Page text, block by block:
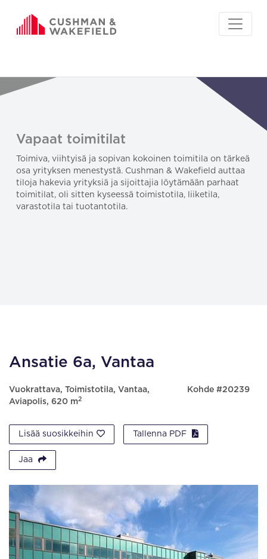
Vapaat toimitilat
Toimiva, viihtyisä ja sopivan kokoinen toimitila on tärkeä
osa yrityksen menestystä. Cushman & Wakefield auttaa
tiloja hakevia yrityksiä ja sijoittajia löytämään parhaat
toimitilat, oli sitten kyseessä toimistotila, liiketila,
varastotila tai tuotantotila.
Ansatie 6a, Vantaa
Vuokrattava, Toimistotila, Vantaa,
Aviapolis, 620 m2
Kohde #20239
Lisää suosikkeihin Tallenna PDF
Jaa